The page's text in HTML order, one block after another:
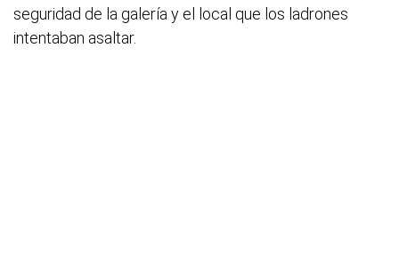
seguridad de la galería y el local que los ladrones
intentaban asaltar.